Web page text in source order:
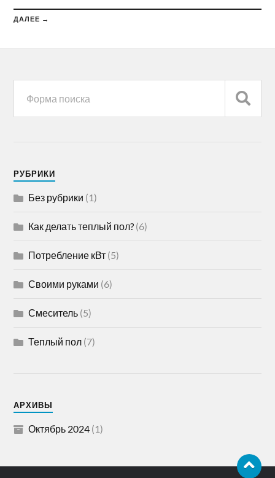
ДАЛЕЕ →
РУБРИКИ
Без рубрики (1)
Как делать теплый пол? (6)
Потребление кВт (5)
Своими руками (6)
Смеситель (5)
Теплый пол (7)
АРХИВЫ
Октябрь 2024 (1)